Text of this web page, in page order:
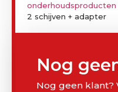
onderhoudsproducten
2 schijven + adapter
Nog
Nog geen klant?